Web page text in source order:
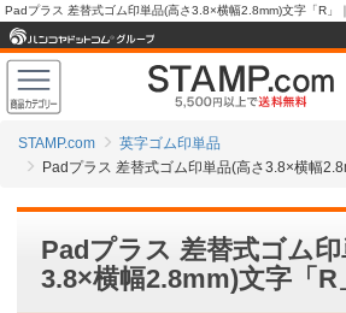
STAMP.com
英字ゴム印単品
Padプラス 差替式ゴム印単品(高さ3.8×横幅
Padプラス 差替式ゴム印
3.8×横幅2.8mm)文字「R